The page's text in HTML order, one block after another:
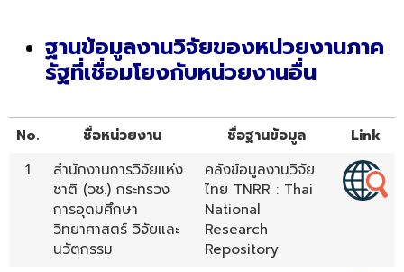
ฐานข้อมูลงานวิจัยของหน่วยงานภาค
รัฐที่เชื่อมโยงกับหน่วยงานอื่น
No. ชื่อหน่วยงาน ชื่อฐานข้อมูล
Link
1
สำนักงานการวิจัยแห่ง
ชาติ (วช.) กระทรวง
การอุดมศึกษา
วิทยาศาสตร์ วิจัยและ
นวัตกรรม
คลังข้อมูลงานวิจัย
ไทย TNRR : Thai
National
Research
Repository